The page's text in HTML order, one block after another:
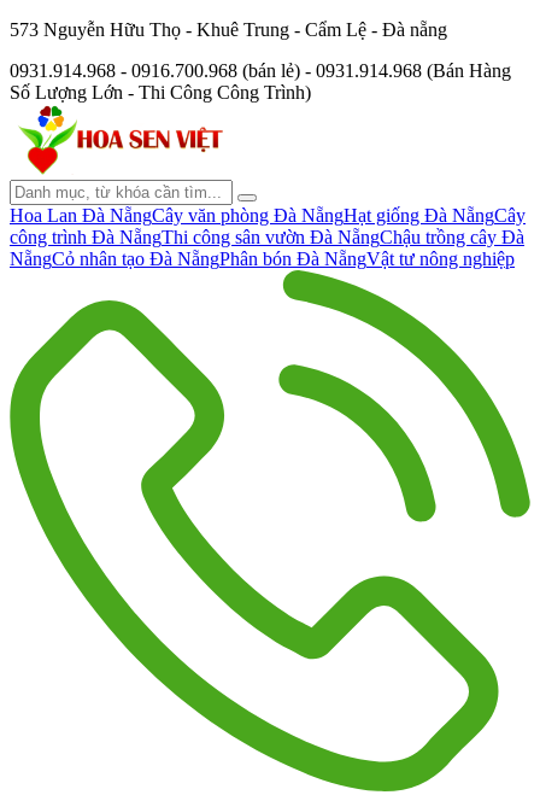
573 Nguyễn Hữu Thọ - Khuê Trung - Cẩm Lệ - Đà nẵng
0931.914.968 - 0916.700.968 (bán lẻ) - 0931.914.968 (Bán Hàng
Số Lượng Lớn - Thi Công Công Trình)
Hoa Lan Đà NẵngCây văn phòng Đà NẵngHạt giống Đà NẵngCây
công trình Đà NẵngThi công sân vườn Đà NẵngChậu trồng cây Đà
NẵngCỏ nhân tạo Đà NẵngPhân bón Đà NẵngVật tư nông nghiệp